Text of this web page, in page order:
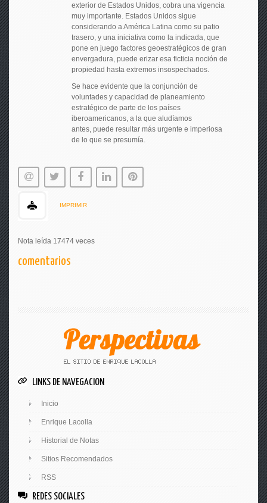
exterior de Estados Unidos, cobra una vigencia
muy importante. Estados Unidos sigue
considerando a América Latina como su patio
trasero, y una iniciativa como la indicada, que
pone en juego factores geoestratégicos de gran
envergadura, puede erizar esa ficticia noción de
propiedad hasta extremos insospechados.
Se hace evidente que la conjunción de
voluntades y capacidad de planeamiento
estratégico de parte de los países
iberoamericanos, a la que aludíamos
antes, puede resultar más urgente e imperiosa
de lo que se presumía.
IMPRIMIR
Nota leída 17474 veces
comentarios
LINKS DE NAVEGACION
Inicio
Enrique Lacolla
Historial de Notas
Sitios Recomendados
RSS
REDES SOCIALES